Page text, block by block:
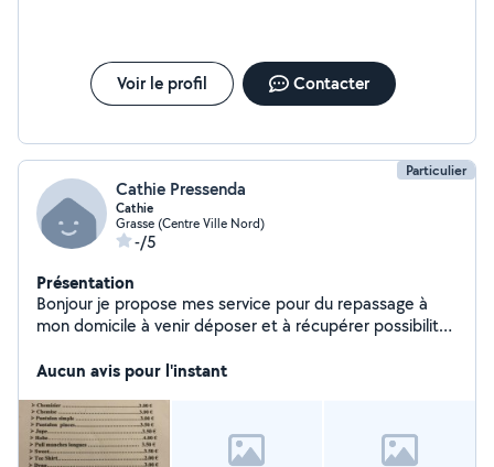
Voir le profil Contacter
Particulier
Cathie Pressenda
Cathie
Grasse (Centre Ville Nord)
-/5
Présentation
Bonjour je propose mes service pour du repassage à
mon domicile à venir déposer et à récupérer possibilité
mon numéro ou en message sur l ´application vous
Aucun avis pour l'instant